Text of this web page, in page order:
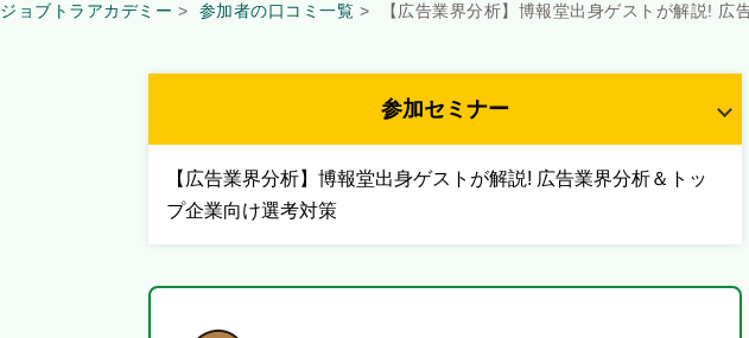
ジョブトラアカデミー 参加者の口コミ一覧 【広告業界分析】博報堂出身ゲストが解説! 広
参加セミナー
【広告業界分析】博報堂出身ゲストが解説! 広告業界分析＆トッ
プ企業向け選考対策